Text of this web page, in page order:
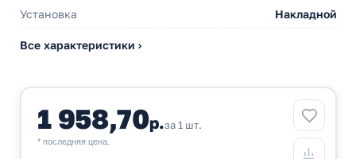
Установка Накладной
Все характеристики ›
1 958,70р.за 1 шт.
* последняя цена.